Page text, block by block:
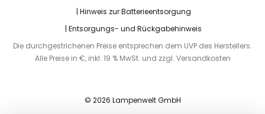
Hinweis zur Batterieentsorgung
Entsorgungs- und Rückgabehinweis
Die durchgestrichenen Preise entsprechen dem UVP des Herstellers.
Alle Preise in €, inkl. 19 % MwSt. und zzgl. Versandkosten
© 2026 Lampenwelt GmbH